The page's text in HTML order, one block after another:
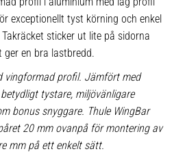
exceptionellt tyst körning och enkel
sticker ut lite på sidorna
en bra lastbredd.
vingformad profil. Jämfört med
tystare, miljövänligare
bonus snyggare. Thule WingBar
20 mm ovanpå för montering av
mm på ett enkelt sätt.